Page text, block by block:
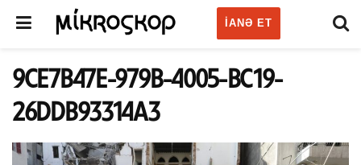
IANƏ ET
9CE7B47E-979B-4005-BC19-
26DDB93314A3